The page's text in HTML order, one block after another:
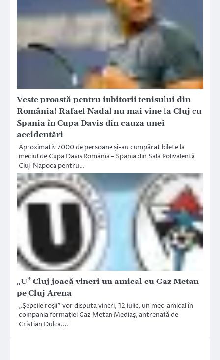
Veste proastă pentru iubitorii tenisului din
România! Rafael Nadal nu mai vine la Cluj cu
Spania în Cupa Davis din cauza unei
accidentări
Aproximativ 7000 de persoane și-au cumpărat bilete la
meciul de Cupa Davis România – Spania din Sala Polivalentă
Cluj-Napoca pentru…
„U” Cluj joacă vineri un amical cu Gaz Metan
pe Cluj Arena
„Şepcile roşii” vor disputa vineri, 12 iulie, un meci amical în
compania formaţiei Gaz Metan Mediaş, antrenată de
Cristian Dulca.…